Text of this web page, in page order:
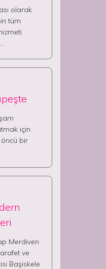
olarak
tüm
için
öncü bir
Merdiven
ve
Başiskele